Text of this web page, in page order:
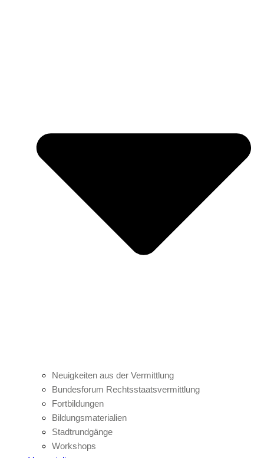
Neuigkeiten aus der Vermittlung
Bundesforum Rechtsstaatsvermittlung
Fortbildungen
Bildungsmaterialien
Stadtrundgänge
Workshops